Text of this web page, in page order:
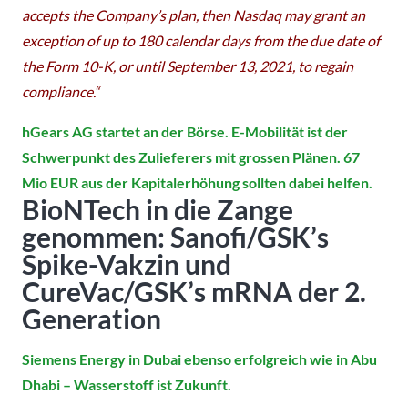
accepts the Company’s plan, then Nasdaq may grant an
exception of up to 180 calendar days from the due date of
the Form 10-K, or until September 13, 2021, to regain
compliance.“
hGears AG startet an der Börse. E-Mobilität ist der
Schwerpunkt des Zulieferers mit grossen Plänen. 67
Mio EUR aus der Kapitalerhöhung sollten dabei helfen.
BioNTech in die Zange
genommen: Sanofi/GSK’s
Spike-Vakzin und
CureVac/GSK’s mRNA der 2.
Generation
Siemens Energy in Dubai ebenso erfolgreich wie in Abu
Dhabi – Wasserstoff ist Zukunft.